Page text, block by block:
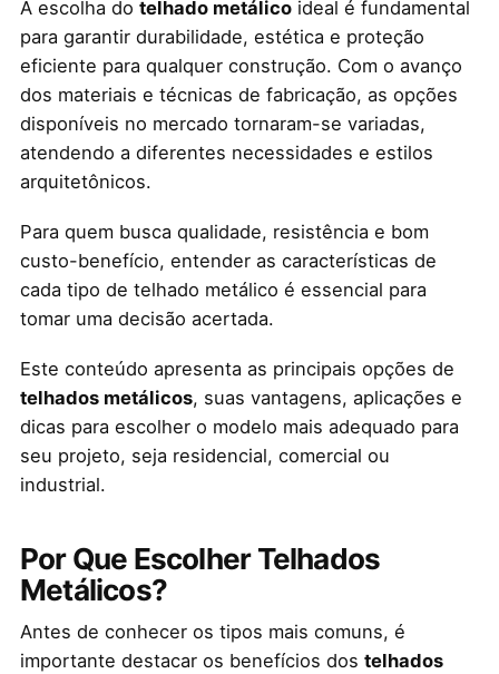
A escolha do telhado metálicoideal é fundamental
para garantir durabilidade, estética e proteção
eficiente para qualquer construção. Com o avanço
dos materiais e técnicas de fabricação, as opções
disponíveis no mercado tornaram-se variadas,
atendendo a diferentes necessidades e estilos
arquitetônicos.
Para quem busca qualidade, resistência e bom
custo-benefício, entender as características de
cada tipo de telhado metálico é essencial para
tomar uma decisão acertada.
Este conteúdo apresenta as principais opções de
telhados metálicos, suas vantagens, aplicações e
dicas para escolher o modelo mais adequado para
seu projeto, seja residencial, comercial ou
industrial.
Por Que Escolher Telhados
Metálicos?
Antes de conhecer os tipos mais comuns, é
importante destacar os benefícios dos telhados